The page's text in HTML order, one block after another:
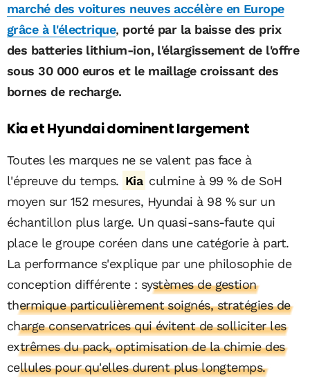
marché des voitures neuves accélère en Europe
grâce à l'électrique, porté par la baisse des prix
des batteries lithium-ion, l'élargissement de l'offre
sous 30 000 euros et le maillage croissant des
bornes de recharge.
Kia et Hyundai dominent largement
Toutes les marques ne se valent pas face à
l'épreuve du temps. Kia culmine à 99 % de SoH
moyen sur 152 mesures, Hyundai à 98 % sur un
échantillon plus large. Un quasi-sans-faute qui
place le groupe coréen dans une catégorie à part.
La performance s'explique par une philosophie de
conception différente : systèmes de gestion
thermique particulièrement soignés, stratégies de
charge conservatrices qui évitent de solliciter les
extrêmes du pack, optimisation de la chimie des
cellules pour qu'elles durent plus longtemps.